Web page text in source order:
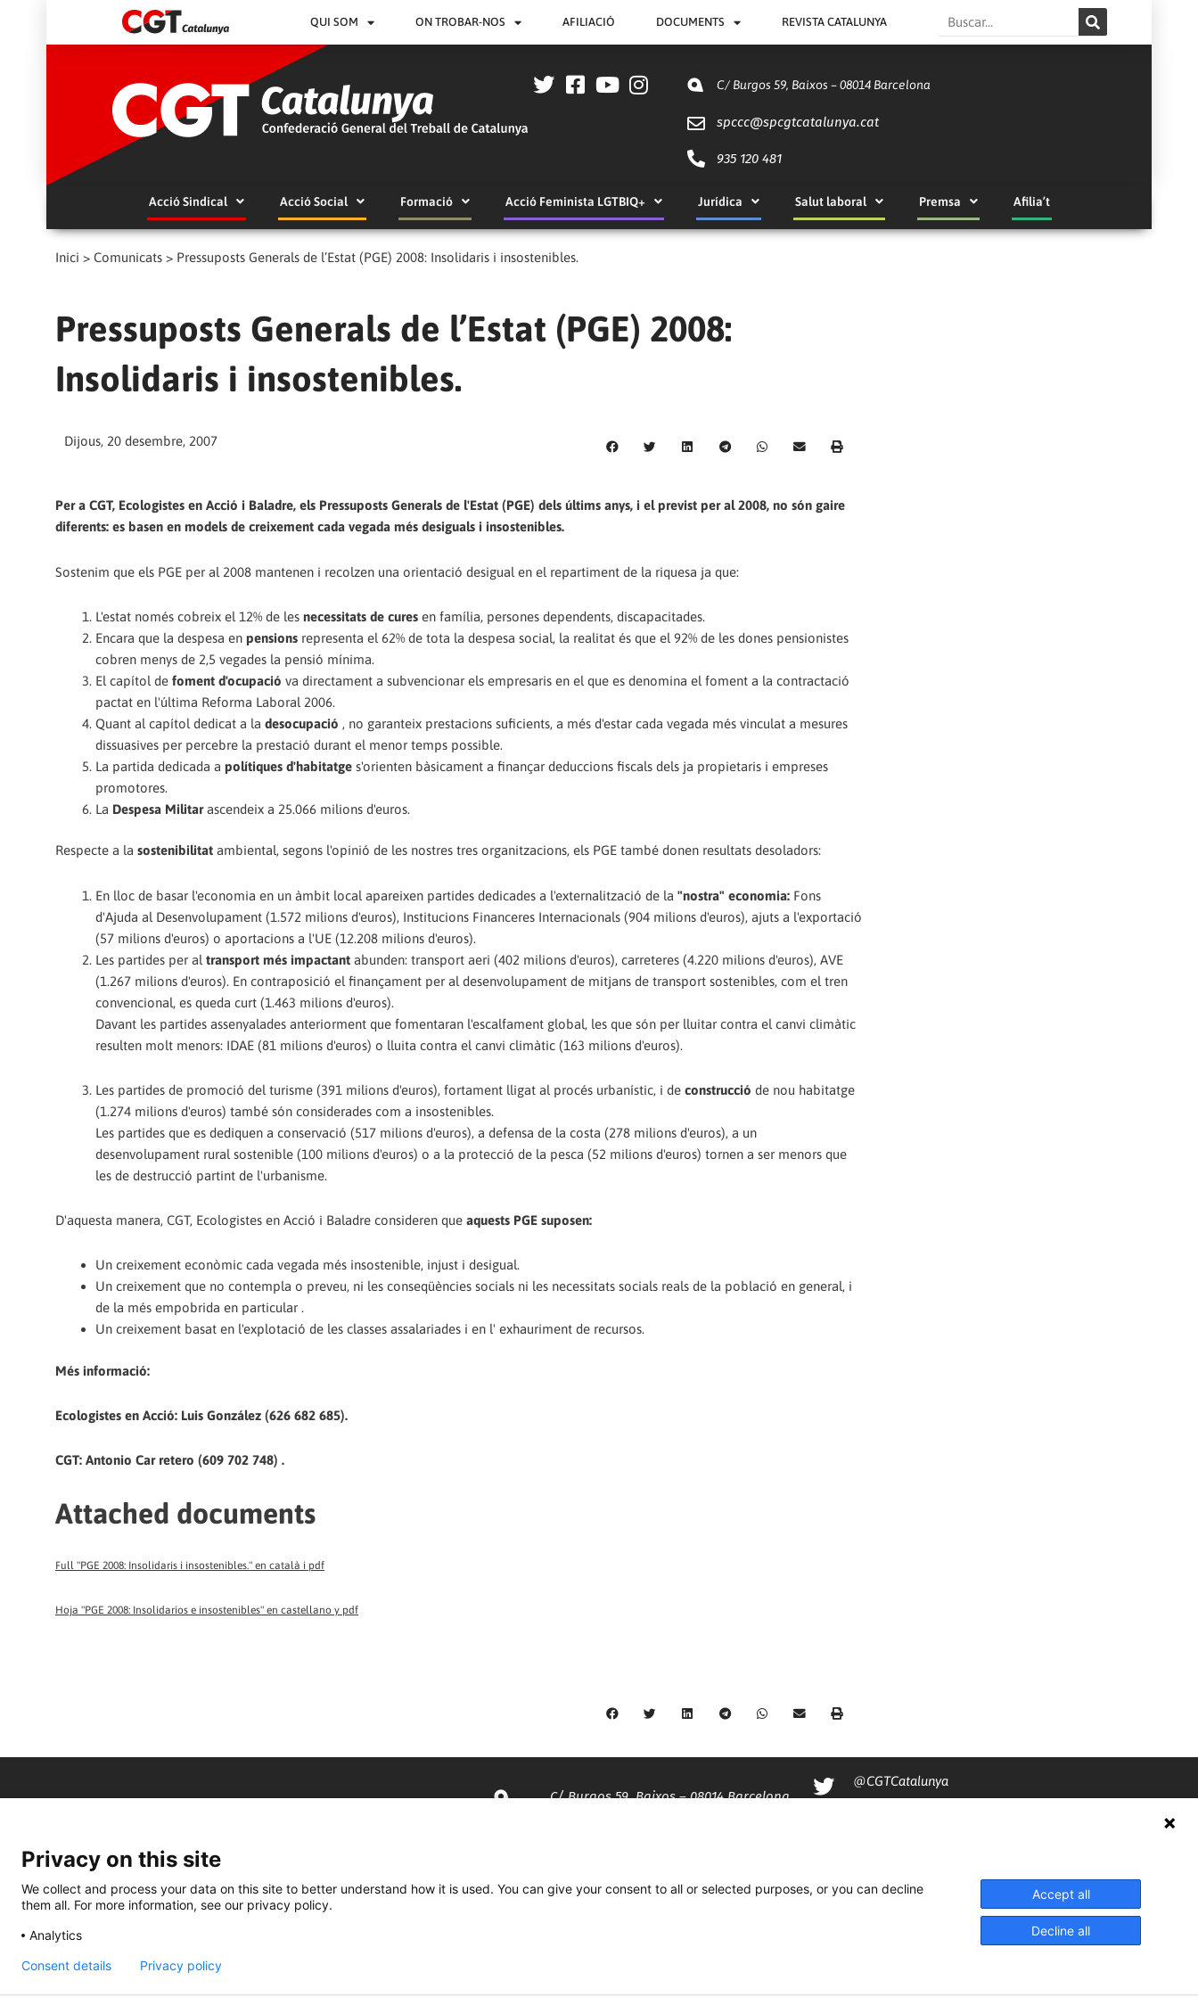
QUI SOM ON TROBAR-NOS AFILIACIÓ DOCUMENTS REVISTA CATALUNYA Search
C/ Burgos 59, Baixos – 08014 Barcelona
spccc@spcgtcatalunya.cat
935 120 481
Acció Sindical Acció Social Formació Acció Feminista LGTBIQ+ Jurídica Salut laboral Premsa Afilia’t
Inici > Comunicats > Pressuposts Generals de l’Estat (PGE) 2008: Insolidaris i insostenibles.
Pressuposts Generals de l’Estat (PGE) 2008:
Insolidaris i insostenibles.
Dijous, 20 desembre, 2007
Per a CGT, Ecologistes en Acció i Baladre, els Pressuposts Generals de l'Estat (PGE) dels últims anys, i el previst per al 2008, no són gaire
diferents: es basen en models de creixement cada vegada més desiguals i insostenibles.
Sostenim que els PGE per al 2008 mantenen i recolzen una orientació desigual en el repartiment de la riquesa ja que:
L'estat només cobreix el 12% de les necessitats de cures en família, persones dependents, discapacitades.
Encara que la despesa en pensions representa el 62% de tota la despesa social, la realitat és que el 92% de les dones pensionistes
cobren menys de 2,5 vegades la pensió mínima.
El capítol de foment d'ocupació va directament a subvencionar els empresaris en el que es denomina el foment a la contractació
pactat en l'última Reforma Laboral 2006.
Quant al capítol dedicat a la desocupació , no garanteix prestacions suficients, a més d'estar cada vegada més vinculat a mesures
dissuasives per percebre la prestació durant el menor temps possible.
La partida dedicada a polítiques d'habitatge s'orienten bàsicament a finançar deduccions fiscals dels ja propietaris i empreses
promotores.
La Despesa Militarascendeix a 25.066 milions d'euros.
Respecte a la sostenibilitat ambiental, segons l'opinió de les nostres tres organitzacions, els PGE també donen resultats desoladors:
En lloc de basar l'economia en un àmbit local apareixen partides dedicades a l'externalització de la "nostra" economia: Fons
d'Ajuda al Desenvolupament (1.572 milions d'euros), Institucions Financeres Internacionals (904 milions d'euros), ajuts a l'exportació
(57 milions d'euros) o aportacions a l'UE (12.208 milions d'euros).
Les partides per al transport més impactant abunden: transport aeri (402 milions d'euros), carreteres (4.220 milions d'euros), AVE
(1.267 milions d'euros). En contraposició el finançament per al desenvolupament de mitjans de transport sostenibles, com el tren
convencional, es queda curt (1.463 milions d'euros).
Davant les partides assenyalades anteriorment que fomentaran l'escalfament global, les que són per lluitar contra el canvi climàtic
resulten molt menors: IDAE (81 milions d'euros) o lluita contra el canvi climàtic (163 milions d'euros).
Les partides de promoció del turisme (391 milions d'euros), fortament lligat al procés urbanístic, i de construcció de nou habitatge
(1.274 milions d'euros) també són considerades com a insostenibles.
Les partides que es dediquen a conservació (517 milions d'euros), a defensa de la costa (278 milions d'euros), a un
desenvolupament rural sostenible (100 milions d'euros) o a la protecció de la pesca (52 milions d'euros) tornen a ser menors que
les de destrucció partint de l'urbanisme.
D'aquesta manera, CGT, Ecologistes en Acció i Baladre consideren que aquests PGE suposen:
Un creixement econòmic cada vegada més insostenible, injust i desigual.
Un creixement que no contempla o preveu, ni les conseqüències socials ni les necessitats socials reals de la població en general, i
de la més empobrida en particular .
Un creixement basat en l'explotació de les classes assalariades i en l' exhauriment de recursos.
Més informació:
Ecologistes en Acció: Luis González (626 682 685).
CGT: Antonio Car retero (609 702 748) .
Attached documents
Full "PGE 2008: Insolidaris i insostenibles." en català i pdf
Hoja "PGE 2008: Insolidarios e insostenibles" en castellano y pdf
C/ Burgos 59, Baixos – 08014 Barcelona
@CGTCatalunya
Privacy on this site
We collect and process your data on this site to better understand how it is used. You can give your consent to all or selected purposes, or you can decline
them all. For more information, see our privacy policy.
Analytics
Accept all
Decline all
Consent details Privacy policy